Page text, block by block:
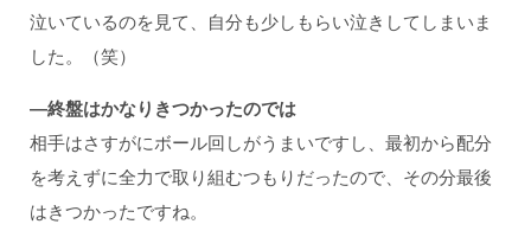
泣いているのを見て、自分も少しもらい泣きしてしまいま
した。（笑）
―終盤はかなりきつかったのでは
相手はさすがにボール回しがうまいですし、最初から配分
を考えずに全力で取り組むつもりだったので、その分最後
はきつかったですね。